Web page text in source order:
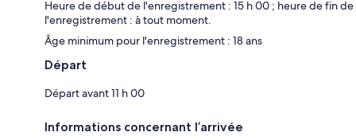
Heure de début de l'enregistrement : 15 h 00 ; heure de fin de
l'enregistrement : à tout moment.
Âge minimum pour l'enregistrement : 18 ans
Départ
Départ avant 11 h 00
Informations concernant l’arrivée